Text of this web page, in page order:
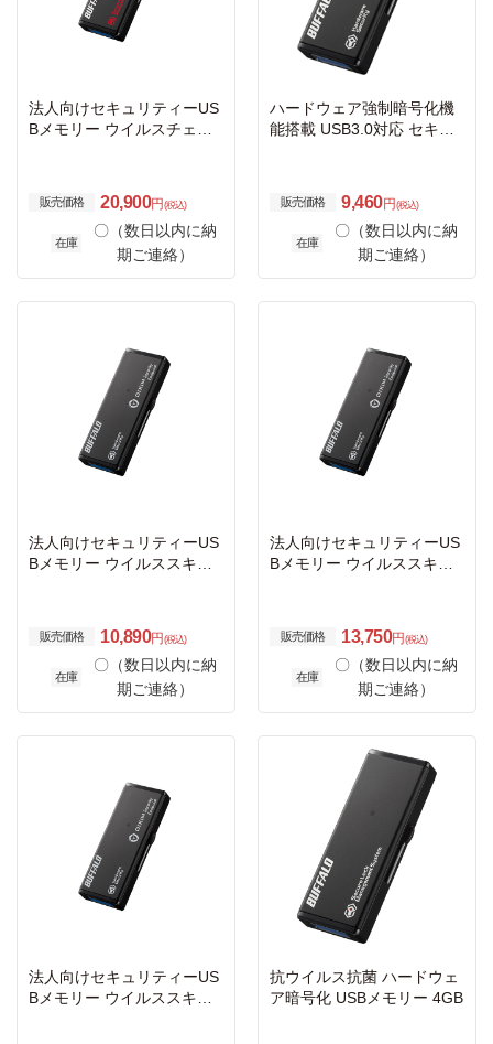
法人向けセキュリティーUS
Bメモリー ウイルスチェッ
販売価格 20,900円 (税込)
在庫
〇（数日以内に納
期ご連絡）
ハードウェア強制暗号化機
能搭載 USB3.0対応 セキュ
販売価格 9,460円 (税込)
在庫
〇（数日以内に納
期ご連絡）
法人向けセキュリティーUS
Bメモリー ウイルススキャ
販売価格 10,890円 (税込)
在庫
〇（数日以内に納
期ご連絡）
法人向けセキュリティーUS
Bメモリー ウイルススキャ
販売価格 13,750円 (税込)
在庫
〇（数日以内に納
期ご連絡）
法人向けセキュリティーUS
Bメモリー ウイルススキャ
抗ウイルス抗菌 ハードウェ
ア暗号化 USBメモリー 4GB